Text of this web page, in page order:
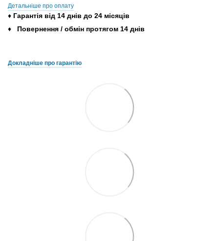
Детальніше про оплату
♦ Гарантія від 14 днів до 24 місяців
♦ Повернення / обмін протягом 14 днів
Докладніше про гарантію